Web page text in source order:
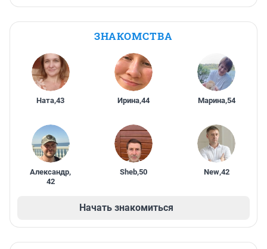
ЗНАКОМСТВА
Ната,43 Ирина,44 Марина,54
Александр,
42
Sheb,50 New,42
Начать знакомиться